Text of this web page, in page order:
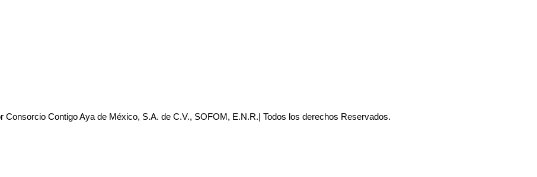
Consorcio Contigo Aya de México, S.A. de C.V., SOFOM, E.N.R.| Todos los derechos Reservados.